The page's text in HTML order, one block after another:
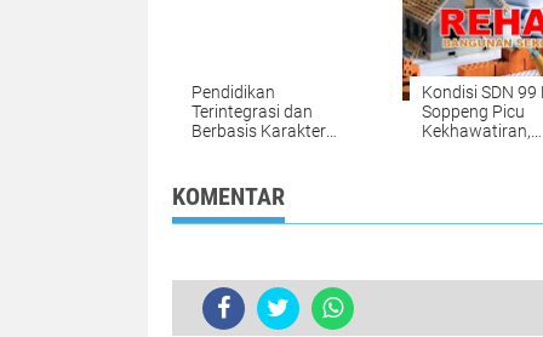
Pendidikan
Terintegrasi dan
Berbasis Karakter
Kondisi SDN 99
Soppeng Picu
Kekhawatiran,
KOMENTAR
TERKINI